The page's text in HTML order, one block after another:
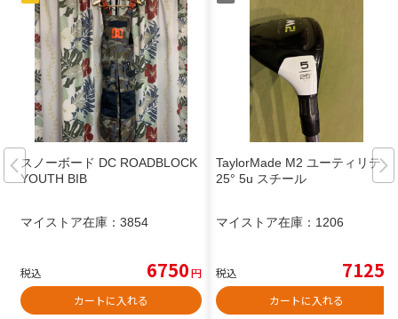
スノーボード DC ROADBLOCK
YOUTH BIB
マイストア在庫： 3854
税込 6750円
カートに入れる
TaylorMade M2 ユーティリティ
25° 5u スチール
マイストア在庫： 1206
税込 7125
カートに入れる